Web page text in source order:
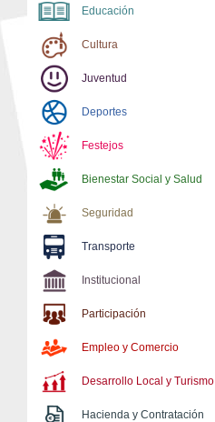
Educación
Cultura
Juventud
Deportes
Festejos
Bienestar Social y Salud
Seguridad
Transporte
Institucional
Participación
Empleo y Comercio
Desarrollo Local y Turismo
Hacienda y Contratación